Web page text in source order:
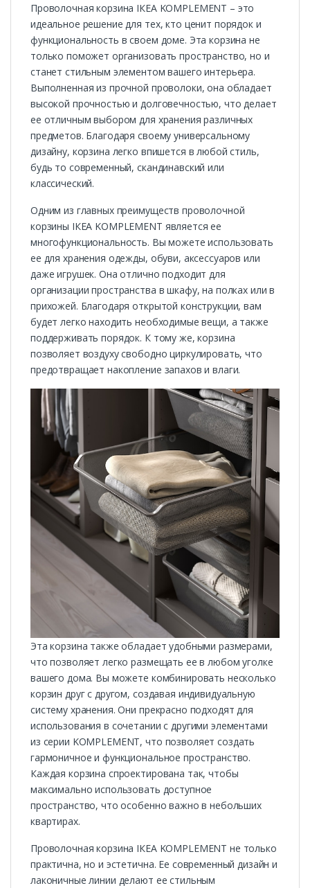
Проволочная корзина ІКЕА KOMPLEMENT – это
идеальное решение для тех, кто ценит порядок и
функциональность в своем доме. Эта корзина не
только поможет организовать пространство, но и
станет стильным элементом вашего интерьера.
Выполненная из прочной проволоки, она обладает
высокой прочностью и долговечностью, что делает
ее отличным выбором для хранения различных
предметов. Благодаря своему универсальному
дизайну, корзина легко впишется в любой стиль,
будь то современный, скандинавский или
классический.
Одним из главных преимуществ проволочной
корзины ІКЕА KOMPLEMENT является ее
многофункциональность. Вы можете использовать
ее для хранения одежды, обуви, аксессуаров или
даже игрушек. Она отлично подходит для
организации пространства в шкафу, на полках или в
прихожей. Благодаря открытой конструкции, вам
будет легко находить необходимые вещи, а также
поддерживать порядок. К тому же, корзина
позволяет воздуху свободно циркулировать, что
предотвращает накопление запахов и влаги.
Эта корзина также обладает удобными размерами,
что позволяет легко размещать ее в любом уголке
вашего дома. Вы можете комбинировать несколько
корзин друг с другом, создавая индивидуальную
систему хранения. Они прекрасно подходят для
использования в сочетании с другими элементами
из серии KOMPLEMENT, что позволяет создать
гармоничное и функциональное пространство.
Каждая корзина спроектирована так, чтобы
максимально использовать доступное
пространство, что особенно важно в небольших
квартирах.
Проволочная корзина ІКЕА KOMPLEMENT не только
практична, но и эстетична. Ее современный дизайн и
лаконичные линии делают ее стильным